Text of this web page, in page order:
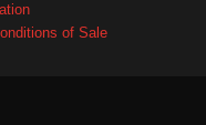
of Sale